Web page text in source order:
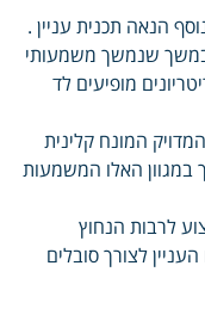
הנאה תכנית עניין .
במשך שנמשך משמעותי
מופיעים לד
המונח קלינית
במגוון האלו המשמעות
לרבות הנחוץ
לצורך סובלים